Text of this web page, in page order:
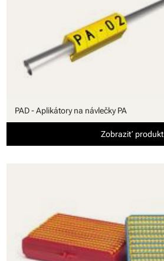
PAD - Aplikátory na návlečky PA
Zobraziť produkt